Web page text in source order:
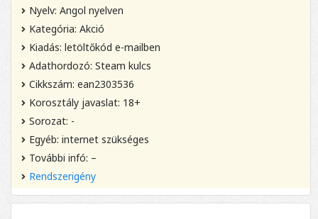
Nyelv: Angol nyelven
Kategória: Akció
Kiadás: letöltőkód e-mailben
Adathordozó: Steam kulcs
Cikkszám: ean2303536
Korosztály javaslat: 18+
Sorozat: -
Egyéb: internet szükséges
További infó: –
Rendszerigény